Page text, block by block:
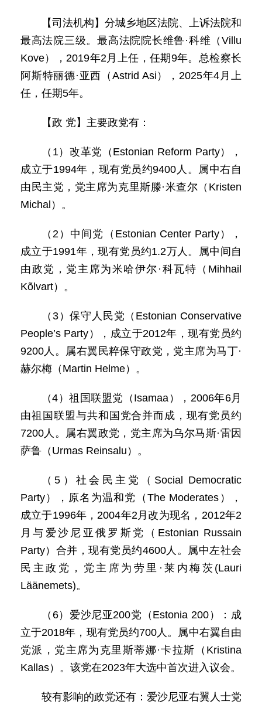
【司法机构】分城乡地区法院、上诉法院和
最高法院三级。最高法院院长维鲁·科维（Villu
Kove），2019年2月上任，任期9年。总检察长
阿斯特丽德·亚西（Astrid Asi），2025年4月上
任，任期5年。
【政 党】主要政党有：
（1）改革党（Estonian Reform Party），
成立于1994年，现有党员约9400人。属中右自
由民主党，党主席为克里斯滕·米查尔（Kristen
Michal）。
（2）中间党（Estonian Center Party），
成立于1991年，现有党员约1.2万人。属中间自
由政党，党主席为米哈伊尔·科瓦特（Mihhail
Kõlvart）。
（3）保守人民党（Estonian Conservative
People’s Party），成立于2012年，现有党员约
9200人。属右翼民粹保守政党，党主席为马丁·
赫尔梅（Martin Helme）。
（4）祖国联盟党（Isamaa），2006年6月
由祖国联盟与共和国党合并而成，现有党员约
7200人。属右翼政党，党主席为乌尔马斯·雷因
萨鲁（Urmas Reinsalu）。
（5）社会民主党（Social Democratic
Party），原名为温和党（The Moderates），
成立于1996年，2004年2月改为现名，2012年2
月与爱沙尼亚俄罗斯党（Estonian Russain
Party）合并，现有党员约4600人。属中左社会
民主政党，党主席为劳里·莱内梅茨(Lauri
Läänemets)。
（6）爱沙尼亚200党（Estonia 200）：成
立于2018年，现有党员约700人。属中右翼自由
党派，党主席为克里斯蒂娜·卡拉斯（Kristina
Kallas）。该党在2023年大选中首次进入议会。
较有影响的政党还有：爱沙尼亚右翼人士党